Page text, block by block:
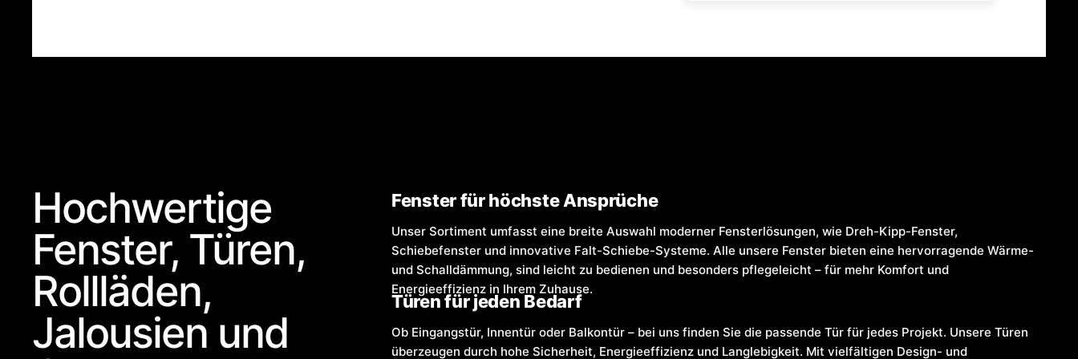
Hochwertige
Fenster, Türen,
Rollläden,
Jalousien und
Fenster für höchste Ansprüche
Unser Sortiment umfasst eine breite Auswahl moderner Fensterlösungen, wie Dreh-Kipp-Fenster,
Schiebefenster und innovative Falt-Schiebe-Systeme. Alle unsere Fenster bieten eine hervorragende Wärme-
und Schalldämmung, sind leicht zu bedienen und besonders pflegeleicht – für mehr Komfort und
Energieeffizienz in Ihrem Zuhause.
Türen für jeden Bedarf
Ob Eingangstür, Innentür oder Balkontür – bei uns finden Sie die passende Tür für jedes Projekt. Unsere Türen
überzeugen durch hohe Sicherheit, Energieeffizienz und Langlebigkeit. Mit vielfältigen Design- und